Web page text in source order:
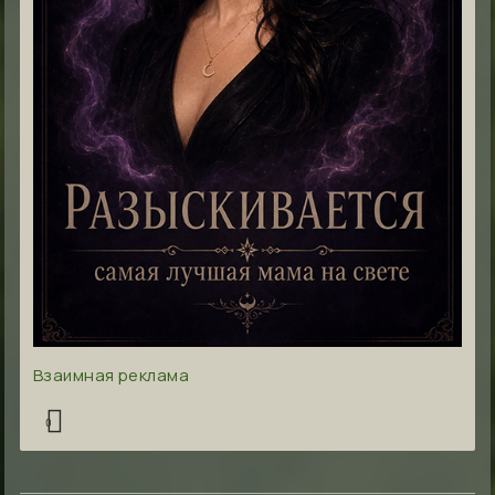
Взаимная реклама
0